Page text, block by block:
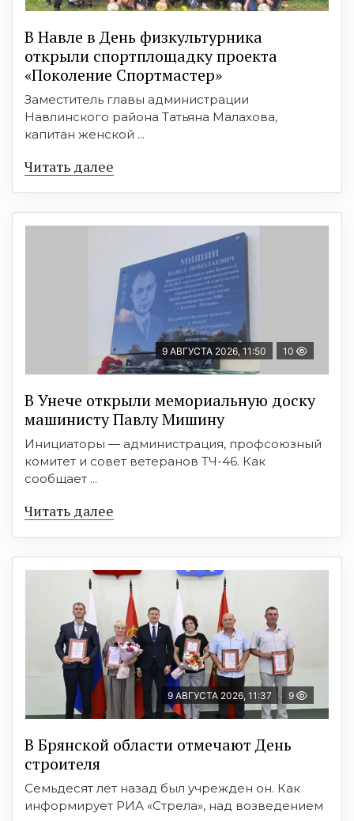
В Навле в День физкультурника
открыли спортплощадку проекта
«Поколение Спортмастер»
Заместитель главы администрации
Навлинского района Татьяна Малахова,
капитан женской ...
Читать далее
9 АВГУСТА 2026, 11:50 10
В Унече открыли мемориальную доску
машинисту Павлу Мишину
Инициаторы — администрация, профсоюзный
комитет и совет ветеранов ТЧ-46. Как
сообщает ...
Читать далее
9 АВГУСТА 2026, 11:37 9
В Брянской области отмечают День
строителя
Семьдесят лет назад был учрежден он. Как
информирует РИА «Стрела», над возведением